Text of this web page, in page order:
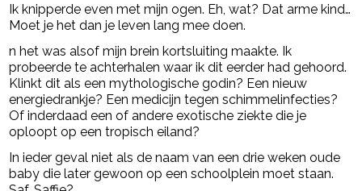
Ik knipperde even met mijn ogen. Eh, wat? Dat arme kind…
Moet je het dan je leven lang mee doen.
n het was alsof mijn brein kortsluiting maakte. Ik
probeerde te achterhalen waar ik dit eerder had gehoord.
Klinkt dit als een mythologische godin? Een nieuw
energiedrankje? Een medicijn tegen schimmelinfecties?
Of inderdaad een of andere exotische ziekte die je
oploopt op een tropisch eiland?
In ieder geval niet als de naam van een drie weken oude
baby die later gewoon op een schoolplein moet staan.